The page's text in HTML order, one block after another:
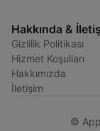
Hakkında &
Gizlilik Politikası
Hizmet Koşulları
Hakkımızda
İletişim
©